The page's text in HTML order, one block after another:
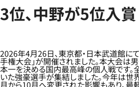
3位、中野が5位入賞
2026年4月26日、東京都・日本武道館に
手権大会」が開催されました。本大会は
本一を決める国内最高峰の個人戦です
いた強豪選手が集結しました。今年は
月から10月へ変更された影響もあり、